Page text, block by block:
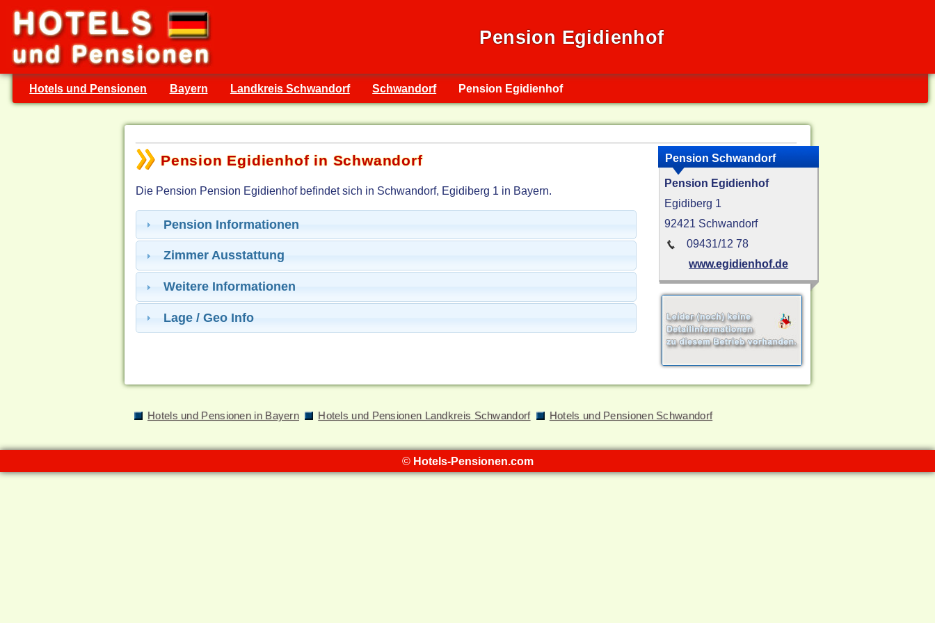
Pension Egidienhof
Hotels und Pensionen Bayern Landkreis Schwandorf Schwandorf Pension Egidienhof
Pension Egidienhof in Schwandorf
Die Pension Pension Egidienhof befindet sich in Schwandorf, Egidiberg 1 in Bayern.
Pension Informationen
Zimmer Ausstattung
Weitere Informationen
Lage / Geo Info
Pension Schwandorf
Pension Egidienhof
Egidiberg 1
92421 Schwandorf
09431/12 78
www.egidienhof.de
Hotels und Pensionen in Bayern Hotels und Pensionen Landkreis Schwandorf Hotels und Pensionen Schwandorf
© Hotels-Pensionen.com